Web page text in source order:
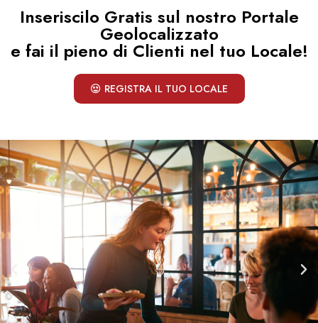
Inseriscilo Gratis sul nostro Portale
Geolocalizzato
e fai il pieno di Clienti nel tuo Locale!
REGISTRA IL TUO LOCALE